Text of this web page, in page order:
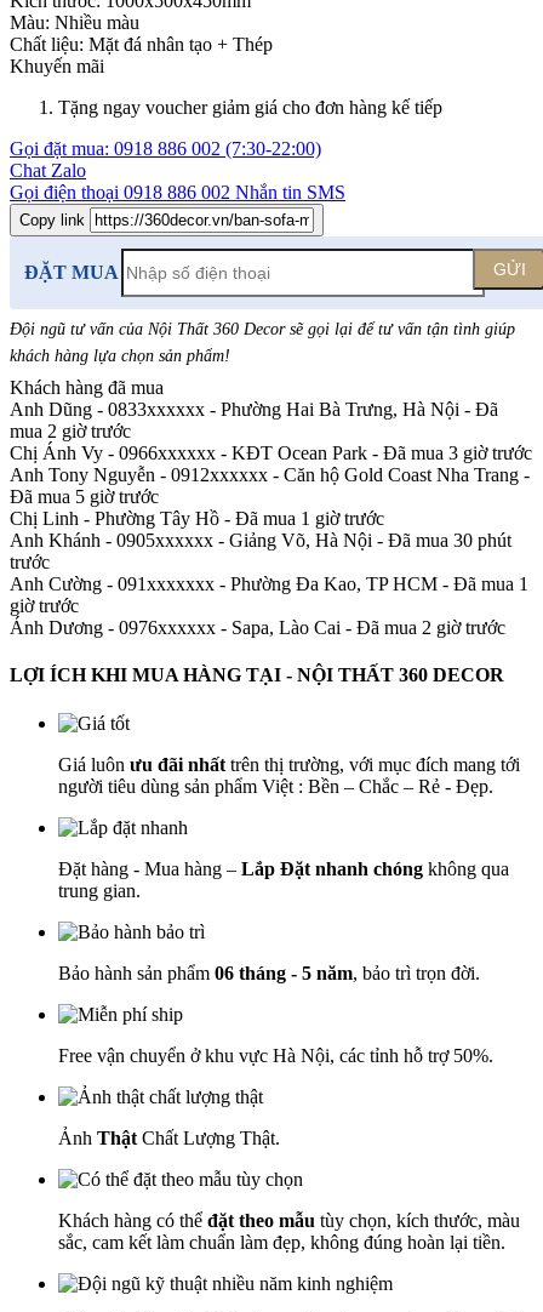
Màu: Nhiều màu
Chất liệu: Mặt đá nhân tạo + Thép
Khuyến mãi
Tặng ngay voucher giảm giá cho đơn hàng kế tiếp
Gọi đặt mua: 0918 886 002 (7:30-22:00)
Chat Zalo
Gọi điện thoại 0918 886 002 Nhắn tin SMS
Copy link
ĐẶT MUA GỬI
Đội ngũ tư vấn của Nội Thất 360 Decor sẽ gọi lại để tư vấn tận tình giúp
khách hàng lựa chọn sản phẩm!
Khách hàng đã mua
Anh Dũng - 0833xxxxxx - Phường Hai Bà Trưng, Hà Nội - Đã
mua 2 giờ trước
Chị Ánh Vy - 0966xxxxxx - KĐT Ocean Park - Đã mua 3 giờ trước
Anh Tony Nguyễn - 0912xxxxxx - Căn hộ Gold Coast Nha Trang -
Đã mua 5 giờ trước
Chị Linh - Phường Tây Hồ - Đã mua 1 giờ trước
Anh Khánh - 0905xxxxxx - Giảng Võ, Hà Nội - Đã mua 30 phút
trước
Anh Cường - 091xxxxxxx - Phường Đa Kao, TP HCM - Đã mua 1
giờ trước
Ánh Dương - 0976xxxxxx - Sapa, Lào Cai - Đã mua 2 giờ trước
LỢI ÍCH KHI MUA HÀNG TẠI - NỘI THẤT 360 DECOR
Giá luôn ưu đãi nhất trên thị trường, với mục đích mang tới
người tiêu dùng sản phẩm Việt : Bền – Chắc – Rẻ - Đẹp.
Đặt hàng - Mua hàng – Lắp Đặt nhanh chóng không qua
trung gian.
Bảo hành sản phẩm 06 tháng - 5 năm, bảo trì trọn đời.
Free vận chuyển ở khu vực Hà Nội, các tỉnh hỗ trợ 50%.
Ảnh Thật Chất Lượng Thật.
Khách hàng có thể đặt theo mẫu tùy chọn, kích thước, màu
sắc, cam kết làm chuẩn làm đẹp, không đúng hoàn lại tiền.